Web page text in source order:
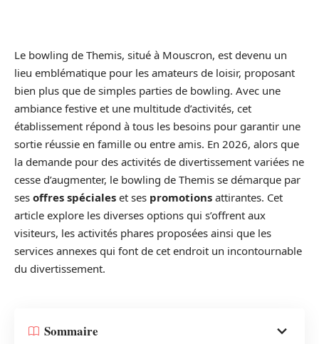
Le bowling de Themis, situé à Mouscron, est devenu un
lieu emblématique pour les amateurs de loisir, proposant
bien plus que de simples parties de bowling. Avec une
ambiance festive et une multitude d’activités, cet
établissement répond à tous les besoins pour garantir une
sortie réussie en famille ou entre amis. En 2026, alors que
la demande pour des activités de divertissement variées ne
cesse d’augmenter, le bowling de Themis se démarque par
ses offres spéciales et ses promotions attirantes. Cet
article explore les diverses options qui s’offrent aux
visiteurs, les activités phares proposées ainsi que les
services annexes qui font de cet endroit un incontournable
du divertissement.
Sommaire